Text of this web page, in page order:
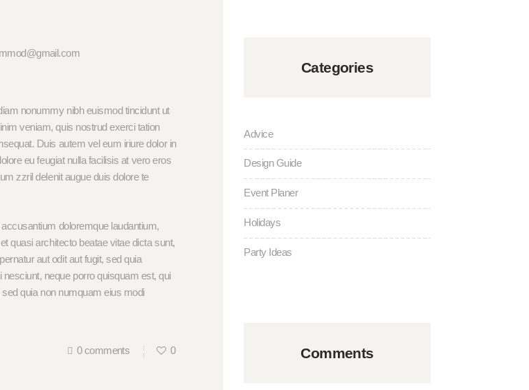
nonummy nibh euismod tincidunt ut
veniam, quis nostrud exerci tation
Duis autem vel eum iriure dolor in
eu feugiat nulla facilisis at vero eros
zzril delenit augue duis dolore te
doloremque laudantium,
quasi architecto beatae vitae dicta sunt,
aut odit aut fugit, sed quia
neque porro quisquam est, qui
quia non numquam eius modi
0comments 0
Categories
Advice
Design Guide
Event Planer
Holidays
Party Ideas
Comments